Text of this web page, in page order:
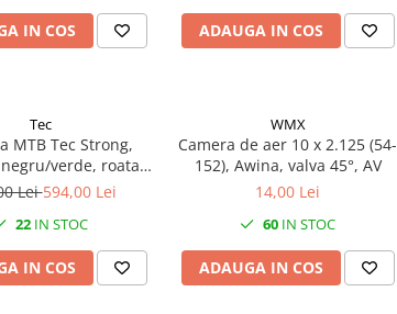
IN COS ADAUGA IN COS
Tec
MTB Tec Strong,
verde, roata
cadru din otel
Lei594,00 Lei
22 IN STOC
IN COS
WMX
Camera de aer 10 x 2.125 (54-
152), Awina, valva 45°, AV
14,00 Lei
60 IN STOC
ADAUGA IN COS